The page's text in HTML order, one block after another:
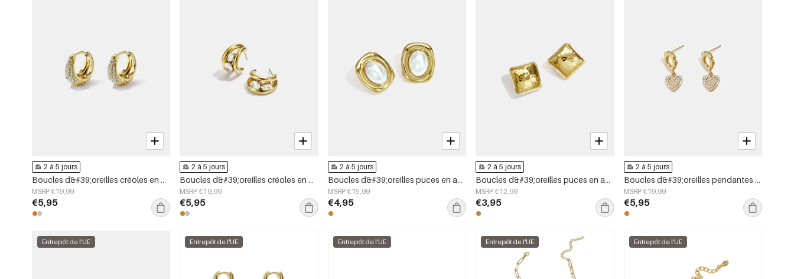
2 à 5 jours
Boucles d&#39;oreilles créoles en acier inoxydable, forme irrégulière, collection Simple Daily Simple, bijoux pour femmes
MSRP €19,99
€5,95
2 à 5 jours
Boucles d&#39;oreilles créoles en acier inoxydable, forme géométrique, collection simple pour le quotidien, bijoux pour femmes
MSRP €19,99
€5,95
2 à 5 jours
Boucles d&#39;oreilles puces en acier inoxydable, forme géométrique, collection simple pour le quotidien, bijoux pour femmes
MSRP €15,99
€4,95
2 à 5 jours
Boucles d&#39;oreilles puces en acier inoxydable, forme géométrique, collection simple pour le quotidien, bijoux pour femmes
MSRP €12,99
€3,95
2 à 5 jours
Boucles d&#39;oreilles pendantes en acier inoxydable en forme de cœur, collection Daily Simple, bijoux pour femmes
MSRP €19,99
€5,95
Entrepôt de l'UE Entrepôt de l'UE Entrepôt de l'UE Entrepôt de l'UE Entrepôt de l'UE